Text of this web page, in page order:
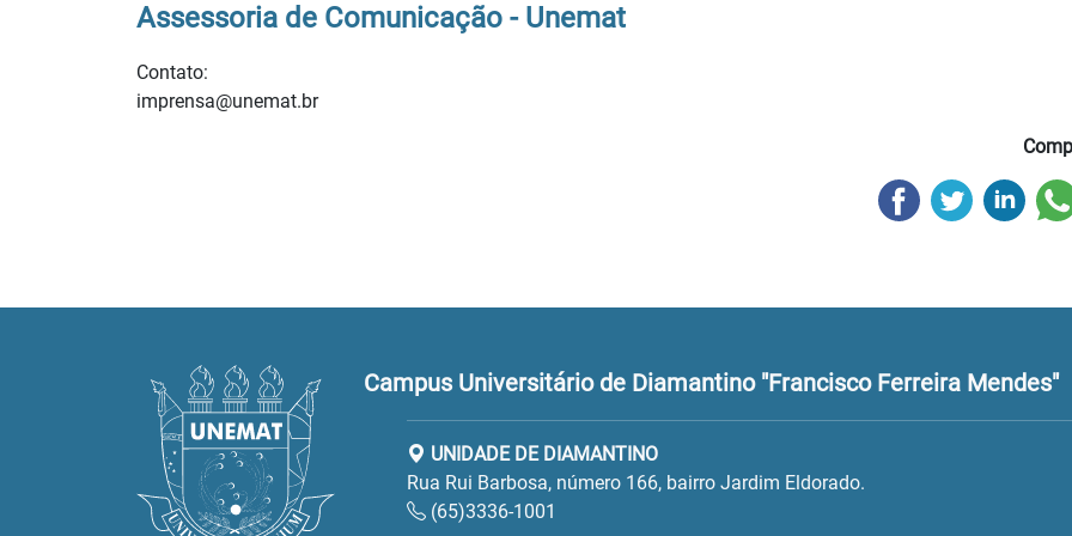
Assessoria de Comunicação - Unemat
Contato:
imprensa@unemat.br
Campus Universitário de Diamantino "Francisco Ferreira Mendes"
UNIDADE DE DIAMANTINO
Rua Rui Barbosa, número 166, bairro Jardim Eldorado.
(65)3336-1001